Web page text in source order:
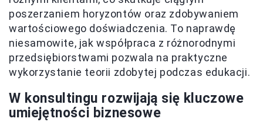
poszerzaniem horyzontów oraz zdobywaniem
wartościowego doświadczenia. To naprawdę
niesamowite, jak współpraca z różnorodnymi
przedsiębiorstwami pozwala na praktyczne
wykorzystanie teorii zdobytej podczas edukacji.
W konsultingu rozwijają się kluczowe
umiejętności biznesowe